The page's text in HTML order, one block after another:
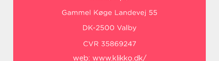
web: www.klikko.dk/